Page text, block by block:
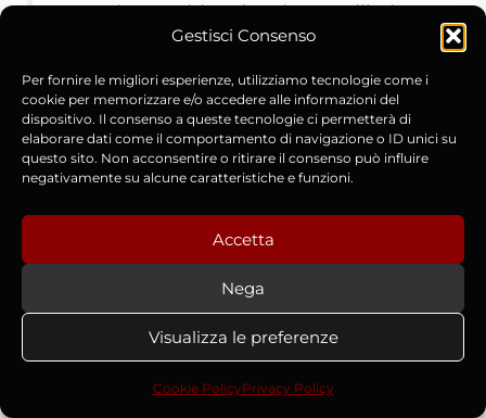
Gestisci Consenso
Per fornire le migliori esperienze, utilizziamo tecnologie come i
cookie per memorizzare e/o accedere alle informazioni del
dispositivo. Il consenso a queste tecnologie ci permetterà di
elaborare dati come il comportamento di navigazione o ID unici su
questo sito. Non acconsentire o ritirare il consenso può influire
negativamente su alcune caratteristiche e funzioni.
Accetta
Nega
Visualizza le preferenze
Cookie PolicyPrivacy Policy
scongiuro, spirito che viene nell’aria,
entra, ispira, potenzia, resuscita con il
potere dell’eterno dio, questo corpo; e
lascia che cammini in questo luogo,
poiché io sono colui che agisce con il
potere di Thoth, il santo dio”.”
Purtroppo, non si fa riferimento ad alcuna
maledizione della mummia. E l’ottavo libro di
Mosè non è sigillato da un ingegnoso sistema